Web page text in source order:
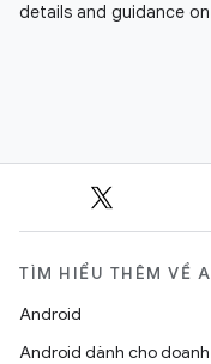
details and guidance
TÌM HIỂU THÊM VỀ
Android
Android dành cho